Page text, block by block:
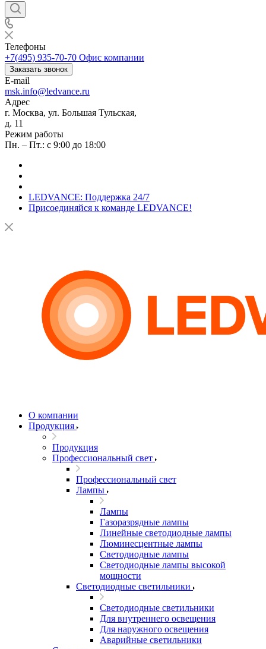
Телефоны
+7(495) 935-70-70 Офис компании
Заказать звонок
E-mail
msk.info@ledvance.ru
Адрес
г. Москва, ул. Большая Тульская,
д. 11
Режим работы
Пн. – Пт.: с 9:00 до 18:00
LEDVANCE: Поддержка 24/7
Присоединяйся к команде LEDVANCE!
О компании
Продукция
Продукция
Профессиональный свет
Профессиональный свет
Лампы
Лампы
Газоразрядные лампы
Линейные светодиодные лампы
Люминесцентные лампы
Светодиодные лампы
Светодиодные лампы высокой
мощности
Светодиодные светильники
Светодиодные светильники
Для внутреннего освещения
Для наружного освещения
Аварийные светильники